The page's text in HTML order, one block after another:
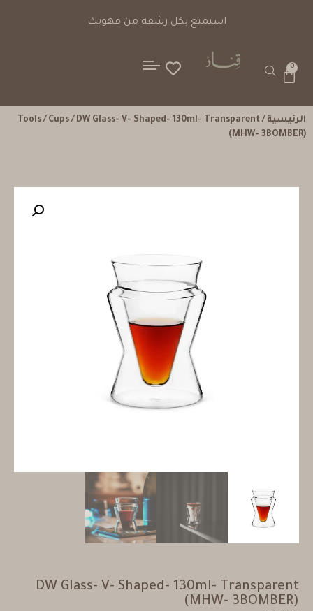
استمتع بكل رشفة من قهوتك
0
الرئيسية /
Tools/ Cups/ DW Glass- V- Shaped- 130ml- Transparent
(MHW- 3BOMBER)
DW Glass- V- Shaped- 130ml- Transparent
(MHW- 3BOMBER)